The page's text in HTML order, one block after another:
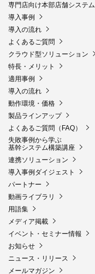
専門店向け本部店舗システム
導入事例
導入の流れ
よくあるご質問
クラウド型ソリューション
特長・メリット
適用事例
導入の流れ
動作環境・価格
製品ラインアップ
よくあるご質問（FAQ）
失敗事例から学ぶ
基幹システム構築講座
連携ソリューション
導入事例ダイジェスト
パートナー
動画ライブラリ
用語集
メディア掲載
イベント・セミナー情報
お知らせ
ニュース・リリース
メールマガジン